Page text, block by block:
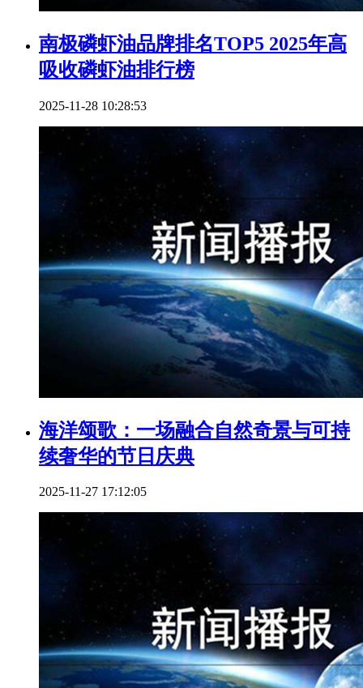
南极磷虾油品牌排名TOP5 2025年高
吸收磷虾油排行榜
2025-11-28 10:28:53
海洋颂歌：一场融合自然奇景与可持
续奢华的节日庆典
2025-11-27 17:12:05